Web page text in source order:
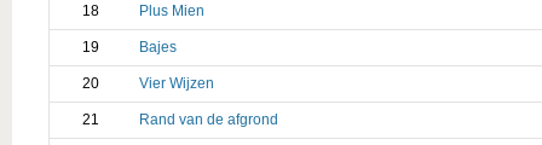
18 Plus Mien
19 Bajes
20 Vier Wijzen
21 Rand van de afgrond